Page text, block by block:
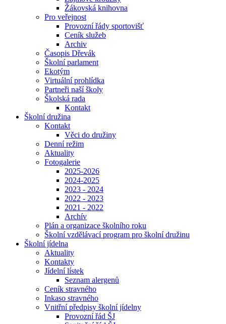
Žákovská knihovna
Pro veřejnost
Provozní řády sportovišť
Ceník služeb
Archiv
Časopis Dřevák
Školní parlament
Ekotým
Virtuální prohlídka
Partneři naší školy
Školská rada
Kontakt
Školní družina
Kontakt
Věci do družiny
Denní režim
Aktuality
Fotogalerie
2025-2026
2024-2025
2023 - 2024
2022 - 2023
2021 - 2022
Archív
Plán a organizace školního roku
Školní vzdělávací program pro školní družinu
Školní jídelna
Aktuality
Kontakty
Jídelní lístek
Seznam alergenů
Ceník stravného
Inkaso stravného
Vnitřní předpisy školní jídelny
Provozní řád ŠJ